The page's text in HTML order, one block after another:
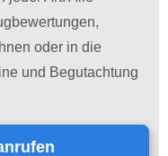
oder in die
und Begutachtung